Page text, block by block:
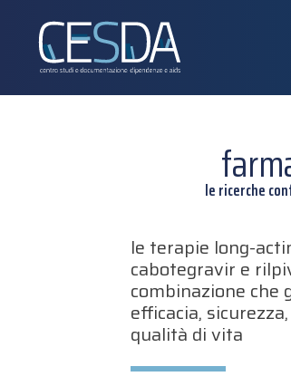
le ricerche
le terapie long-
cabotegravir e
combinazione che
efficacia,
qualità di vita